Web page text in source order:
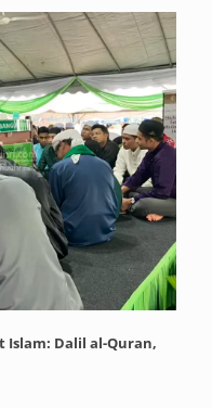
Islam: Dalil al-Quran,